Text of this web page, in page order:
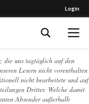
Login
die uns tagtäglich auf den
Lesern nicht vorenthalten
nicht bearbeitete und auf
Dritter. Welche damit
Absender außerhalb